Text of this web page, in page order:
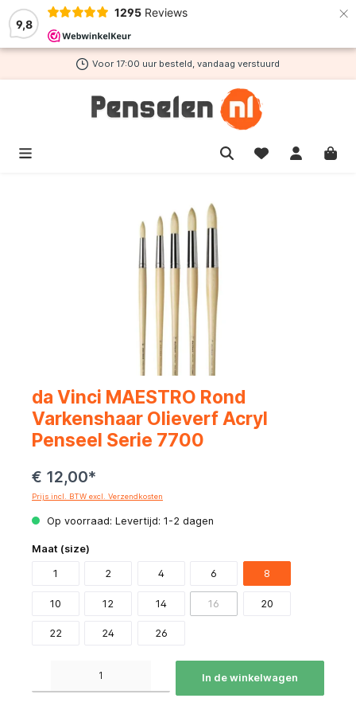
9,8
1295 Reviews ×
hoofdinhoud
Voor 17:00 uur besteld, vandaag verstuurd
da Vinci MAESTRO Rond
Varkenshaar Olieverf Acryl
Penseel Serie 7700
€ 12,00*
Prijs incl. BTW excl. Verzendkosten
Op voorraad: Levertijd: 1-2 dagen
Maat (size)
1 2 4 6 8
10 12 14 16 20
22 24 26
In de winkelwagen